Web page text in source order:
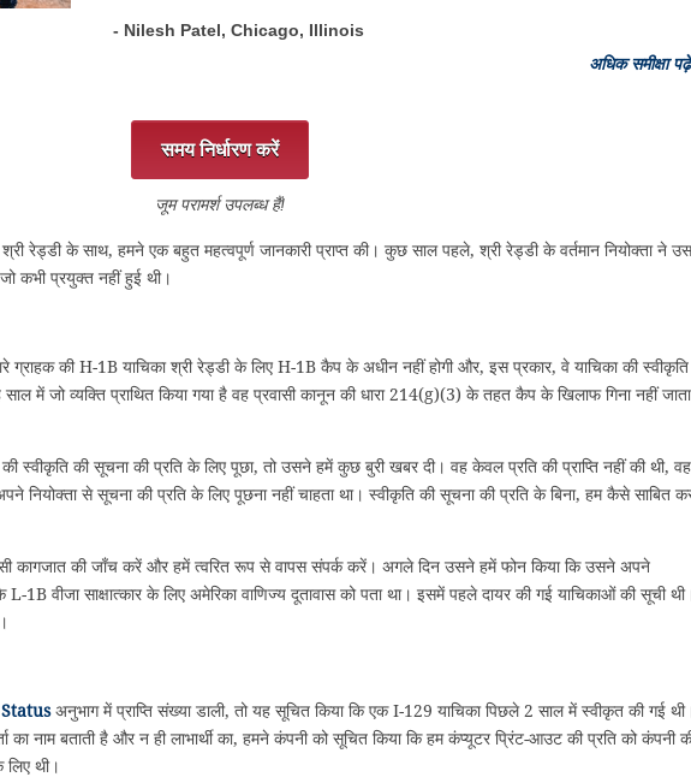
- Nilesh Patel, Chicago, ‎Illinois
अधिक समीक्षा पढ़ें
समय निर्धारण करें
जूम परामर्श उपलब्ध हैं!
रेड्डी के साथ, हमने एक बहुत महत्वपूर्ण जानकारी प्राप्त की। कुछ साल पहले, श्री रेड्डी के वर्तमान नियोक्ता ने
कभी प्रयुक्त नहीं हुई थी।
ग्राहक की H-1B याचिका श्री रेड्डी के लिए H-1B कैप के अधीन नहीं होगी और, इस प्रकार, वे याचिका की स्वीकृति
में जो व्यक्ति प्राथित किया गया है वह प्रवासी कानून की धारा 214(g)(3) के तहत कैप के खिलाफ गिना नहीं जाता
स्वीकृति की सूचना की प्रति के लिए पूछा, तो उसने हमें कुछ बुरी खबर दी। वह केवल प्रति की प्राप्ति नहीं की थी, वह
नियोक्ता से सूचना की प्रति के लिए पूछना नहीं चाहता था। स्वीकृति की सूचना की प्रति के बिना, हम कैसे साबित
कागजात की जाँच करें और हमें त्वरित रूप से वापस संपर्क करें। अगले दिन उसने हमें फोन किया कि उसने अपने
1B वीजा साक्षात्कार के लिए अमेरिका वाणिज्य दूतावास को पता था। इसमें पहले दायर की गई याचिकाओं की सूची
अनुभाग में प्राप्ति संख्या डाली, तो यह सूचित किया कि एक I-129 याचिका पिछले 2 साल में स्वीकृत की गई
का नाम बताती है और न ही लाभार्थी का, हमने कंपनी को सूचित किया कि हम कंप्यूटर प्रिंट-आउट की प्रति को कंपनी
थी।